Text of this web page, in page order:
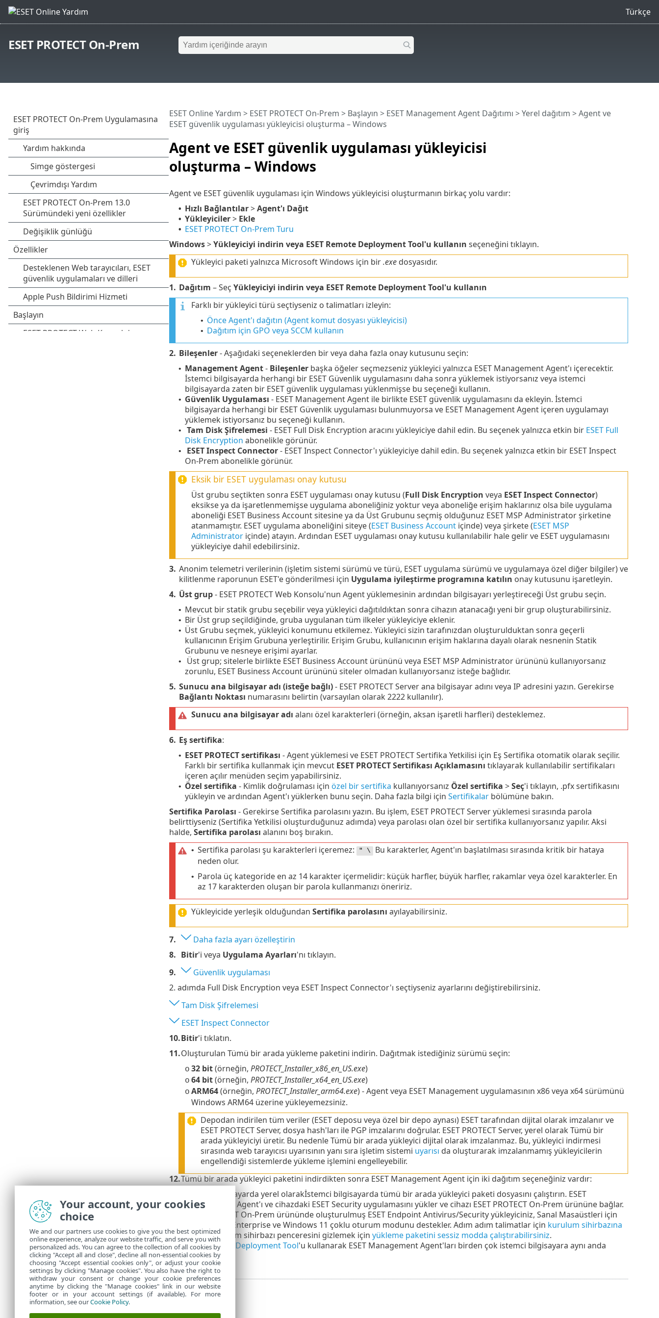
Türkçe
ESET PROTECT On-Prem
Agent ve ESET güvenlik uygulaması yükleyicisi
oluşturma – Windows
ESET Online Yardım > ESET PROTECT On-Prem > Başlayın > ESET Management Agent Dağıtımı >Yerel dağıtım > Agent ve
ESET güvenlik uygulaması yükleyicisi oluşturma – Windows
Agent ve ESET güvenlik uygulaması için Windows yükleyicisi oluşturmanın birkaç yolu vardır:
• Hızlı Bağlantılar>Agent'ı Dağıt
• Yükleyiciler> Ekle
• ESET PROTECT On-Prem Turu
Windows>Yükleyiciyi indirin veya ESET Remote Deployment Tool'u kullanın seçeneğini tıklayın.
Yükleyici paketi yalnızca Microsoft Windows için bir.exedosyasıdır.
1. Dağıtım – Seç Yükleyiciyi indirin veya ESET Remote Deployment Tool'u kullanın
Farklı bir yükleyici türü seçtiyseniz o talimatları izleyin:
• Önce Agent'ı dağıtın (Agent komut dosyası yükleyicisi)
• Dağıtım için GPO veya SCCM kullanın
2. Bileşenler- Aşağıdaki seçeneklerden bir veya daha fazla onay kutusunu seçin:
• Management Agent- Bileşenlerbaşka öğeler seçmezseniz yükleyici yalnızca ESET Management Agent'ı içerecektir.
İstemci bilgisayarda herhangi bir ESET Güvenlik uygulamasını daha sonra yüklemek istiyorsanız veya istemci
bilgisayarda zaten bir ESET güvenlik uygulaması yüklenmişse bu seçeneği kullanın.
• Güvenlik Uygulaması - ESET Management Agent ile birlikte ESET güvenlik uygulamasını da ekleyin. İstemci
bilgisayarda herhangi bir ESET Güvenlik uygulaması bulunmuyorsa ve ESET Management Agent içeren uygulamayı
yüklemek istiyorsanız bu seçeneği kullanın.
• Tam Disk Şifrelemesi - ESET Full Disk Encryption aracını yükleyiciye dahil edin. Bu seçenek yalnızca etkin bir ESET Full
Disk Encryption abonelikle görünür.
• ESET Inspect Connector- ESET Inspect Connector'ı yükleyiciye dahil edin. Bu seçenek yalnızca etkin bir ESET Inspect
On-Prem abonelikle görünür.
Eksik bir ESET uygulaması onay kutusu
Üst grubu seçtikten sonra ESET uygulaması onay kutusu (Full Disk Encryption veya ESET Inspect Connector)
eksikse ya da işaretlenmemişse uygulama aboneliğiniz yoktur veya aboneliğe erişim haklarınız olsa bile uygulama
aboneliği ESET Business Account sitesine ya da Üst Grubunu seçmiş olduğunuz ESET MSP Administrator şirketine
atanmamıştır. ESET uygulama aboneliğini siteye (ESET Business Accountiçinde) veya şirkete (ESET MSP
Administratoriçinde) atayın. Ardından ESET uygulaması onay kutusu kullanılabilir hale gelir ve ESET uygulamasını
yükleyiciye dahil edebilirsiniz.
3. Anonim telemetri verilerinin (işletim sistemi sürümü ve türü, ESET uygulama sürümü ve uygulamaya özel diğer bilgiler) ve
kilitlenme raporunun ESET'e gönderilmesi için Uygulama iyileştirme programına katılın onay kutusunu işaretleyin.
4. Üst grup- ESET PROTECT Web Konsolu'nun Agent yüklemesinin ardından bilgisayarı yerleştireceği Üst grubu seçin.
• Mevcut bir statik grubu seçebilir veya yükleyici dağıtıldıktan sonra cihazın atanacağı yeni bir grup oluşturabilirsiniz.
• Bir Üst grup seçildiğinde, gruba uygulanan tüm ilkeler yükleyiciye eklenir.
• Üst Grubu seçmek, yükleyici konumunu etkilemez. Yükleyici sizin tarafınızdan oluşturulduktan sonra geçerli
kullanıcının Erişim Grubuna yerleştirilir. Erişim Grubu, kullanıcının erişim haklarına dayalı olarak nesnenin Statik
Grubunu ve nesneye erişimi ayarlar.
•
Üst grup; sitelerle birlikte ESET Business Account ürününü veya ESET MSP Administrator ürününü kullanıyorsanız
zorunlu, ESET Business Account ürününü siteler olmadan kullanıyorsanız isteğe bağlıdır.
5. Sunucu ana bilgisayar adı (isteğe bağlı)- ESET PROTECT Server ana bilgisayar adını veya IP adresini yazın. Gerekirse
Bağlantı Noktası numarasını belirtin (varsayılan olarak 2222 kullanılır).
Sunucu ana bilgisayar adı alanı özel karakterleri (örneğin, aksan işaretli harfleri) desteklemez.
6. Eş sertifika:
• ESET PROTECT sertifikası - Agent yüklemesi ve ESET PROTECT Sertifika Yetkilisi için Eş Sertifika otomatik olarak seçilir.
Farklı bir sertifika kullanmak için mevcut ESET PROTECT Sertifikası Açıklamasını tıklayarak kullanılabilir sertifikaları
içeren açılır menüden seçim yapabilirsiniz.
• Özel sertifika - Kimlik doğrulaması için özel bir sertifika kullanıyorsanız Özel sertifika >Seç'i tıklayın, .pfx sertifikasını
yükleyin ve ardından Agent'ı yüklerken bunu seçin. Daha fazla bilgi için Sertifikalarbölümüne bakın.
Sertifika Parolası - Gerekirse Sertifika parolasını yazın. Bu işlem, ESET PROTECT Server yüklemesi sırasında parola
belirttiyseniz (Sertifika Yetkilisi oluşturduğunuz adımda) veya parolası olan özel bir sertifika kullanıyorsanız yapılır. Aksi
halde, Sertifika parolası alanını boş bırakın.
• Sertifika parolası şu karakterleri içeremez: " \ Bu karakterler, Agent'ın başlatılması sırasında kritik bir hataya
neden olur.
• Parola üç kategoride en az 14 karakter içermelidir: küçük harfler, büyük harfler, rakamlar veya özel karakterler. En
az 17 karakterden oluşan bir parola kullanmanızı öneririz.
Yükleyicide yerleşik olduğundan Sertifika parolasını ayılayabilirsiniz.
7.
Daha fazla ayarı özelleştirin
8. Bitir'i veya Uygulama Ayarları'nı tıklayın.
9.
Güvenlik uygulaması
2. adımda Full Disk Encryption veya ESET Inspect Connector'ı seçtiyseniz ayarlarını değiştirebilirsiniz.
Tam Disk Şifrelemesi
ESET Inspect Connector
10.Bitir'i tıklatın.
11.Oluşturulan Tümü bir arada yükleme paketini indirin. Dağıtmak istediğiniz sürümü seçin:
o 32 bit(örneğin, PROTECT_Installer_x86_en_US.exe)
o 64 bit(örneğin, PROTECT_Installer_x64_en_US.exe)
o ARM64(örneğin, PROTECT_Installer_arm64.exe) - Agent veya ESET Management uygulamasının x86 veya x64 sürümünü
Windows ARM64 üzerine yükleyemezsiniz.
Depodan indirilen tüm veriler (ESET deposu veya özel bir depo aynası) ESET tarafından dijital olarak imzalanır ve
ESET PROTECT Server, dosya hash'ları ile PGP imzalarını doğrular. ESET PROTECT Server, yerel olarak Tümü bir
arada yükleyiciyi üretir. Bu nedenle Tümü bir arada yükleyici dijital olarak imzalanmaz. Bu, yükleyici indirmesi
sırasında web tarayıcısı uyarısının yanı sıra işletim sistemi uyarısı da oluşturarak imzalanmamış yükleyicilerin
engellendiği sistemlerde yükleme işlemini engelleyebilir.
12.Tümü bir arada yükleyici paketini indirdikten sonra ESET Management Agent için iki dağıtım seçeneğiniz vardır:
İstemci bilgisayarda yerel olarakİstemci bilgisayarda tümü bir arada yükleyici paketi dosyasını çalıştırın. ESET
Management Agent'ı ve cihazdaki ESET Security uygulamasını yükler ve cihazı ESET PROTECT On-Prem ürününe bağlar.
ESET PROTECT On-Prem ürününde oluşturulmuş ESET Endpoint Antivirus/Security yükleyiciniz, Sanal Masaüstleri için
Windows 11 Enterprise ve Windows 11 çoklu oturum modunu destekler. Adım adım talimatlar için kurulum sihirbazına
bakın.Kurulum sihirbazı penceresini gizlemek için yükleme paketini sessiz modda çalıştırabilirsiniz.
• ESET Remote Deployment Tool'u kullanarak ESET Management Agent'ları birden çok istemci bilgisayara aynı anda
dağıtın.
Your account, your cookies
choice
We and our partners use cookies to give you the best optimized
online experience, analyze our website traffic, and serve you with
personalized ads. You can agree to the collection of all cookies by
clicking "Accept all and close", decline all non-essential cookies by
choosing "Accept essential cookies only", or adjust your cookie
settings by clicking "Manage cookies". You also have the right to
withdraw your consent or change your cookie preferences
anytime by clicking the "Manage cookies" link in our website
footer or in your account settings (if available). For more
information, see ourCookie Policy.